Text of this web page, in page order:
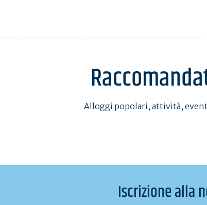
Alloggi popolari, attività,
Iscrizione alla